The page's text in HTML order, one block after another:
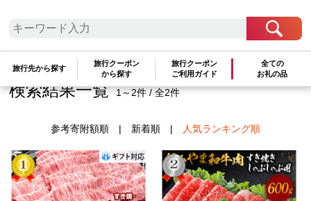
旅行先から探す
旅行クーポン
から探す
旅行クーポン
ご利用ガイド
全ての
お礼の品
検索結果一覧 1～2件 / 全2件
参考寄附額順| 新着順| 人気ランキング順